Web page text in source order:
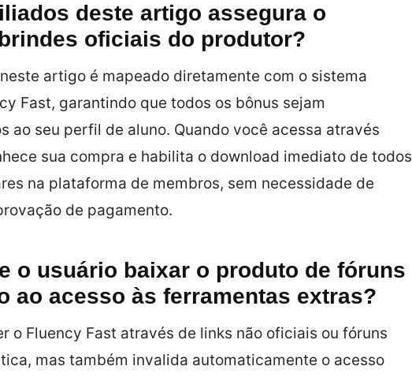
deste artigo assegura o
oficiais do produtor?
artigo é mapeado diretamente com o sistema
Fast, garantindo que todos os bônus sejam
ao seu perfil de aluno. Quando você acessa através
sua compra e habilita o download imediato de todos
na plataforma de membros, sem necessidade de
de pagamento.
o usuário baixar o produto de fóruns
ao acesso às ferramentas extras?
o Fluency Fast através de links não oficiais ou fóruns
mas também invalida automaticamente o acesso